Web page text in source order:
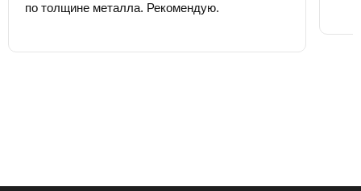
по толщине металла. Рекомендую.